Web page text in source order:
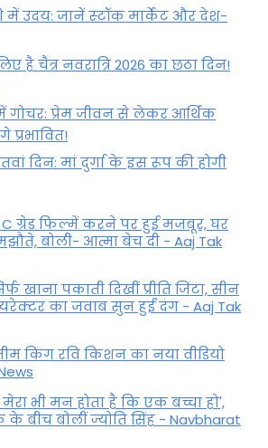
उदय: जानें स्‍टॉक मार्केट और देश-
है चैत्र नवरात्रि 2026 का छठा दिन!
गोचर: प्रेम जीवन से लेकर आर्थिक
दिन: मां दुर्गा के इस रूप की होगी
C ग्रेड फिल्में करने पर हुई मजबूर, घर
बोली- आत्मा बेच दी - Aaj Tak
खाना पकाती दिखीं प्रीति जिंटा, सीन
का जवाब सुन हुईं दंग - Aaj Tak
किंग रवि किशन का नया वीडियो
भी मन होता है कि एक बच्चा हो',
बीच बोलीं ज्योति सिंह - Navbharat